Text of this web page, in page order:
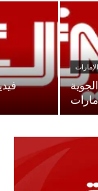
الإمارات